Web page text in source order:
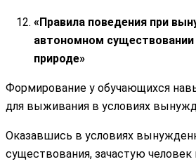
«Правила поведения при
автономном существовании
природе»
Формирование у обучающихся
для выживания в условиях
Оказавшись в условиях
существования, зачастую человек